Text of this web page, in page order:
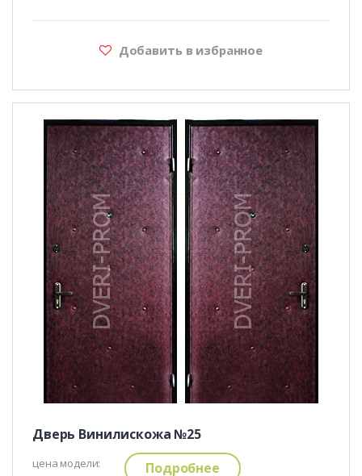
Добавить в избранное
Дверь Винилискожа №25
цена модели: Подробнее